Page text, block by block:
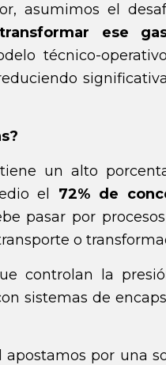
asumimos el
ese
técnico-
un alto
el 72% de
pasar por
o
controlan la
sistemas de
apostamos por una